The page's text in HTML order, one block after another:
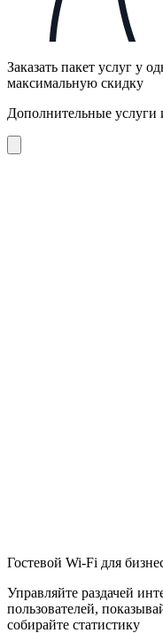
Заказать пакет услуг у
максимальную скидку
Дополнительные услуги
Гостевой Wi-Fi для
Управляйте раздачей
пользователей,
собирайте статистику